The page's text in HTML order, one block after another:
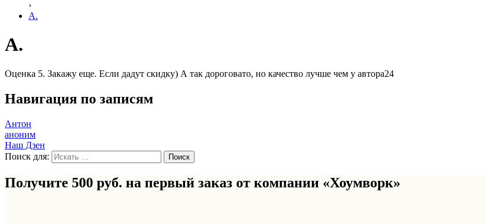
›
А.
А.
Оценка 5. Закажу еще. Если дадут скидку) А так дороговато, но качество лучше чем у автора24
Навигация по записям
Антон
аноним
Наш Дзен
Поиск для:
Получите 500 руб. на первый заказ от компании «Хоумворк»